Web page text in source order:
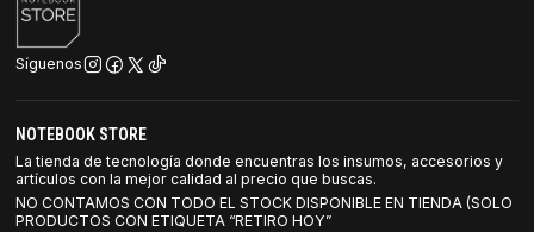
Síguenos
NOTEBOOK STORE
La tienda de tecnología donde encuentras los insumos, accesorios y
artículos con la mejor calidad al precio que buscas.
NO CONTAMOS CON TODO EL STOCK DISPONIBLE EN TIENDA (SOLO
PRODUCTOS CON ETIQUETA “RETIRO HOY”